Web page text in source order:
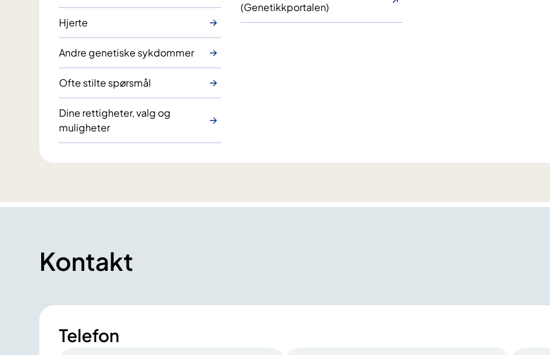
Hjerte
Andre genetiske sykdommer
Ofte stilte spørsmål
Dine rettigheter, valg og
muligheter
(Genetikkportalen)
Kontakt
Telefon